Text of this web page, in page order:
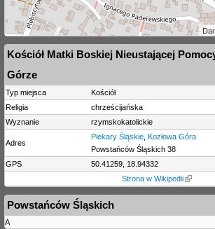
Kościół Matki Boskiej Nieustającej
Górze
Typ miejsca
Kościół
Religia
chrześcijańska
Wyznanie
rzymskokatolickie
Adres
Piekary Śląskie
Kozłowa Góra
Powstańców Śląskich 38
GPS
50.41259, 18.94332
Strona w Wikipedii
Powstańców Śląskich
A